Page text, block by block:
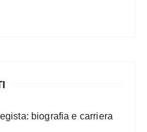
biografia e carriera